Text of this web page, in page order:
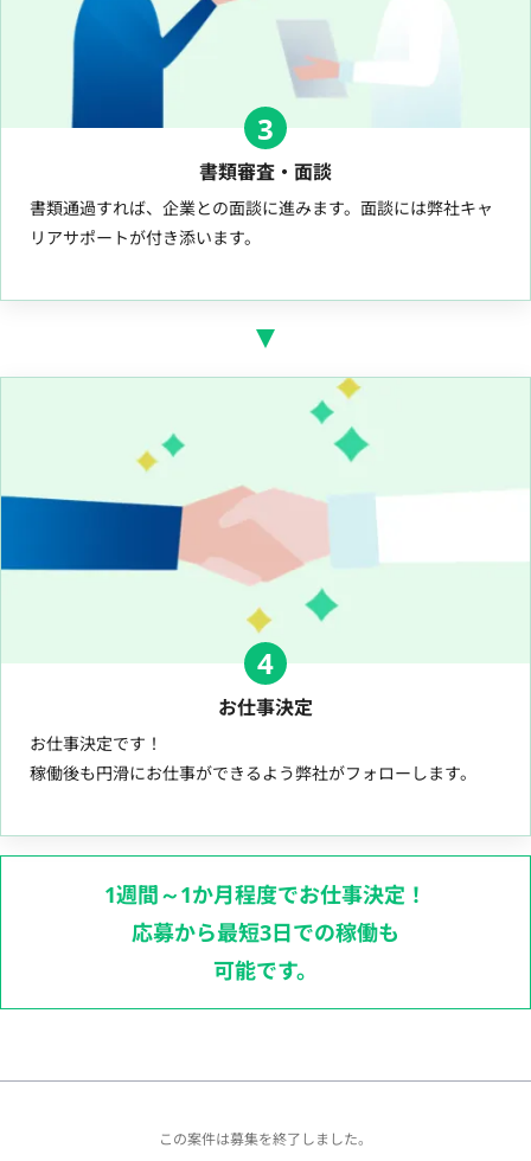
3
書類審査・面談
書類通過すれば、企業との面談に進みます。面談には弊社キャ
リアサポートが付き添います。
4
お仕事決定
お仕事決定です！
稼働後も円滑にお仕事ができるよう弊社がフォローします。
1週間～1か月程度でお仕事決定！
応募から最短3日での稼働も
可能です。
この案件は募集を終了しました。